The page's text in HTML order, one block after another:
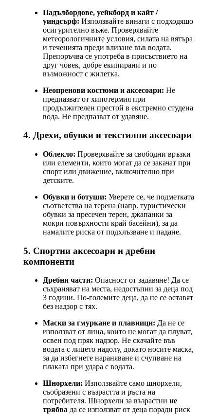
Падълбордове, уейкборд и кайт /
уиндсърф: Използвайте винаги с подходящо
осигурително въже. Проверявайте
метеорологичните условия, силата на вятъра
и теченията преди влизане във водата.
Препоръчва се употреба в присъствието на
друг човек, добре екипирани и по
възможност с жилетка.
Неопренови костюми и аксесоари: Не
предпазват от хипотермия при
продължителен престой в екстремно студена
вода. Не предпазват от удавяне.
4. Дрехи, обувки и текстилни аксесоари
Облекло: Проверявайте за свободни връзки
или елементи, които могат да се закачат при
спорт или движение, включително при
детските.
Обувки и ботуши: Уверете се, че подметката
съответства на терена (напр. туристически
обувки за пресечен терен, джапанки за
мокри повърхности край басейни), за да
намалите риска от подхлъзване и падане.
5. Спортни аксесоари и дребни
компоненти
Дребни части: Опасност от задавяне! Да се
съхраняват на места, недостъпни за деца под
3 години. По-големите деца, да не се оставят
без надзор с тях.
Маски за гмуркане и плавници: Да не се
използват от лица, които не могат да плуват,
освен под пряк надзор. Не скачайте във
водата с лицето надолу, докато носите маска,
за да избегнете нараняване и счупване на
плаката при удара с водата.
Шнорхели: Използвайте само шнорхели,
съобразени с възрастта и ръста на
потребителя. Шнорхели за възрастни не
трябва да се използват от деца поради риск